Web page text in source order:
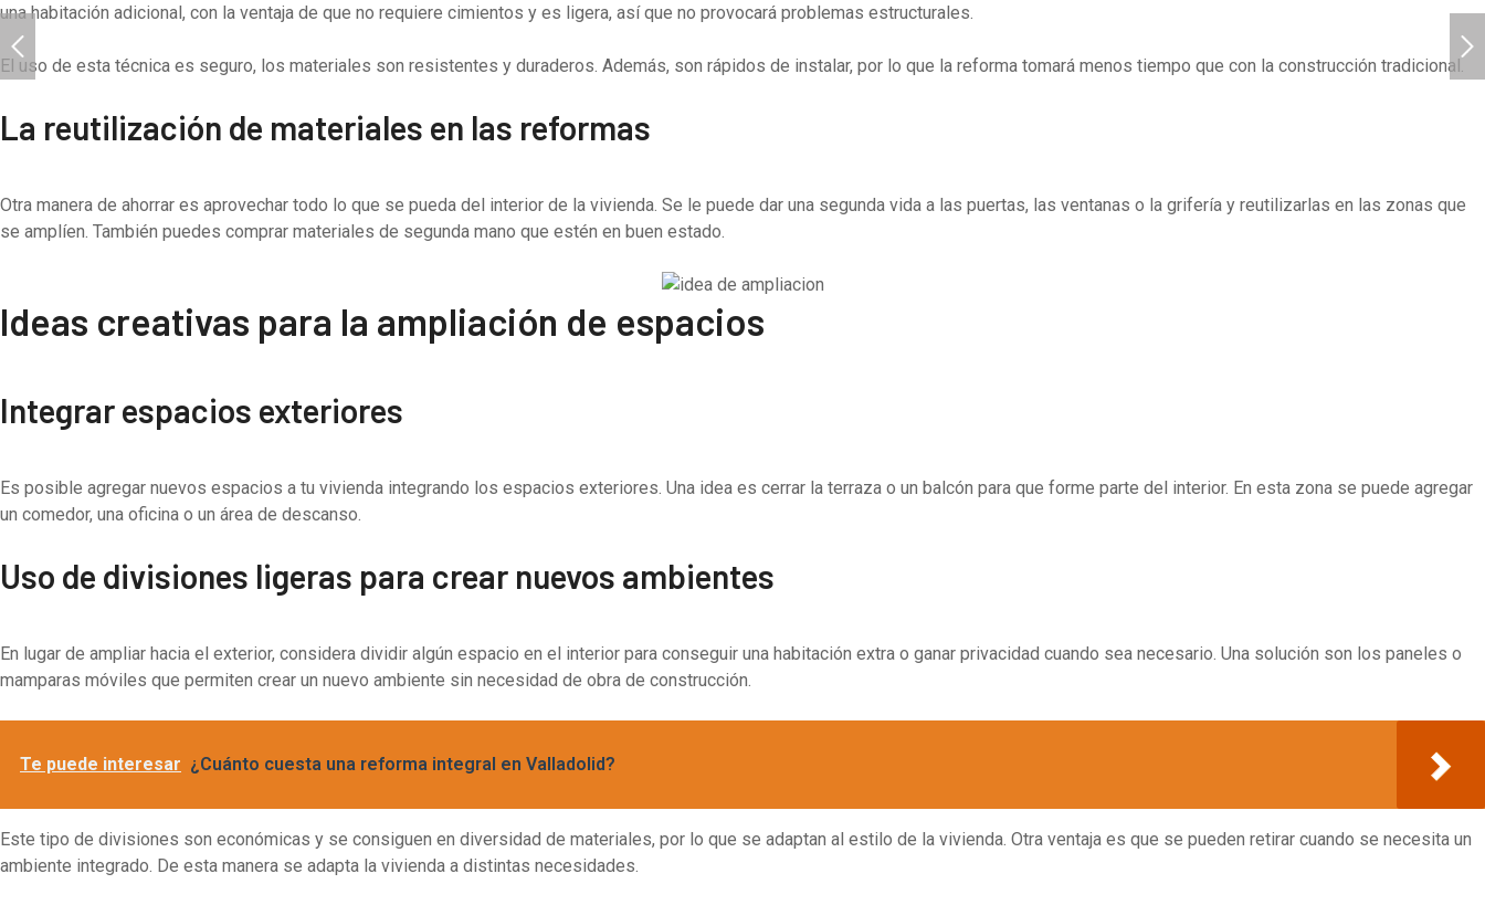
una habitación adicional, con la ventaja de que no requiere cimientos y es ligera, así que no provocará problemas estructurales.
El uso de esta técnica es seguro, los materiales son resistentes y duraderos. Además, son rápidos de instalar, por lo que la reforma tomará menos tiempo que con la construcción tradicional.
La reutilización de materiales en las reformas
Otra manera de ahorrar es aprovechar todo lo que se pueda del interior de la vivienda. Se le puede dar una segunda vida a las puertas, las ventanas o la grifería y reutilizarlas en las zonas que
se amplíen. También puedes comprar materiales de segunda mano que estén en buen estado.
Ideas creativas para la ampliación de espacios
Integrar espacios exteriores
Es posible agregar nuevos espacios a tu vivienda integrando los espacios exteriores. Una idea es cerrar la terraza o un balcón para que forme parte del interior. En esta zona se puede agregar
un comedor, una oficina o un área de descanso.
Uso de divisiones ligeras para crear nuevos ambientes
En lugar de ampliar hacia el exterior, considera dividir algún espacio en el interior para conseguir una habitación extra o ganar privacidad cuando sea necesario. Una solución son los paneles o
mamparas móviles que permiten crear un nuevo ambiente sin necesidad de obra de construcción.
Te puede interesar ¿Cuánto cuesta una reforma integral en Valladolid?
Este tipo de divisiones son económicas y se consiguen en diversidad de materiales, por lo que se adaptan al estilo de la vivienda. Otra ventaja es que se pueden retirar cuando se necesita un
ambiente integrado. De esta manera se adapta la vivienda a distintas necesidades.